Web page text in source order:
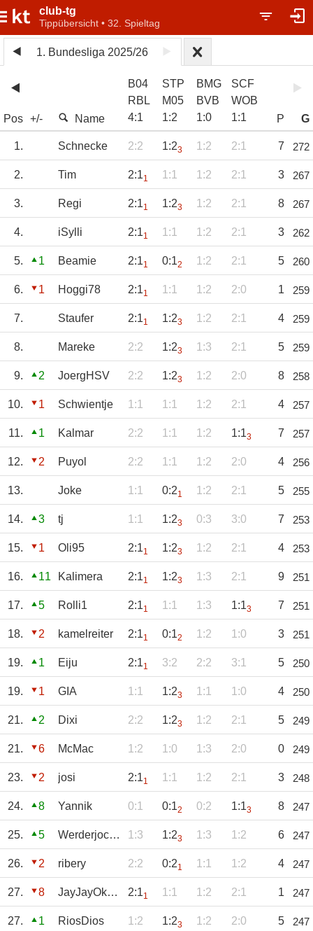
club-tg
Tippübersicht • 32. Spieltag
1. Bundesliga 2025/26
Pos +/- Name
B04
RBL
4:1
STP
M05
1:2
BMG
BVB
1:0
SCF
WOB
1:1 P G
1. Schnecke 2:2 1:23 1:2 2:1 7 272
2. Tim 2:11 1:1 1:2 2:1 3 267
3. Regi 2:11 1:23 1:2 2:1 8 267
4. iSylli 2:11 1:1 1:2 2:1 3 262
5. 1 Beamie 2:11 0:12 1:2 2:1 5 260
6. 1 Hoggi78 2:11 1:1 1:2 2:0 1 259
7. Staufer 2:11 1:23 1:2 2:1 4 259
8. Mareke 2:2 1:23 1:3 2:1 5 259
9. 2 JoergHSV 2:2 1:23 1:2 2:0 8 258
10. 1 Schwientje 1:1 1:1 1:2 2:1 4 257
11. 1 Kalmar 2:2 1:1 1:2 1:13 7 257
12. 2 Puyol 2:2 1:1 1:2 2:0 4 256
13. Joke 1:1 0:21 1:2 2:1 5 255
14. 3 tj 1:1 1:23 0:3 3:0 7 253
15. 1 Oli95 2:11 1:23 1:2 2:1 4 253
16. 11 Kalimera 2:11 1:23 1:3 2:1 9 251
17. 5 Rolli1 2:11 1:1 1:3 1:13 7 251
18. 2 kamelreiter 2:11 0:12 1:2 1:0 3 251
19. 1 Eiju 2:11 3:2 2:2 3:1 5 250
19. 1 GIA 1:1 1:23 1:1 1:0 4 250
21. 2 Dixi 2:2 1:23 1:2 2:1 5 249
21. 6 McMac 1:2 1:0 1:3 2:0 0 249
23. 2 josi 2:11 1:1 1:2 2:1 3 248
24. 8 Yannik 0:1 0:12 0:2 1:13 8 247
25. 5 Werderjockkel 1:3 1:23 1:3 1:2 6 247
26. 2 ribery 2:2 0:21 1:1 1:2 4 247
27. 8 JayJayOkocha 2:11 1:1 1:2 2:1 1 247
27. 1 RiosDios 1:2 1:23 1:2 2:0 5 247